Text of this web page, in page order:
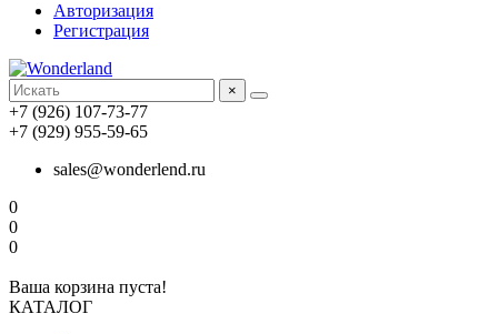
Авторизация
Регистрация
×
+7 (926) 107-73-77
+7 (929) 955-59-65
sales@wonderlend.ru
0
0
0
Ваша корзина пуста!
КАТАЛОГ